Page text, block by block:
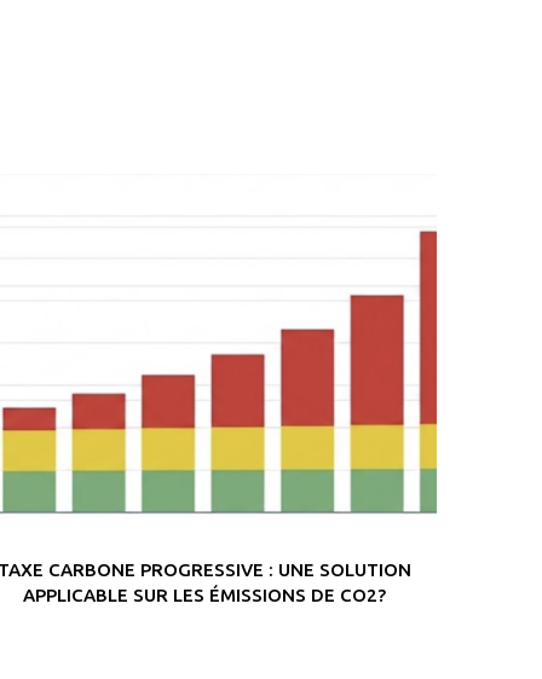
TAXE CARBONE PROGRESSIVE : UNE SOLUTION
APPLICABLE SUR LES ÉMISSIONS DE CO2?